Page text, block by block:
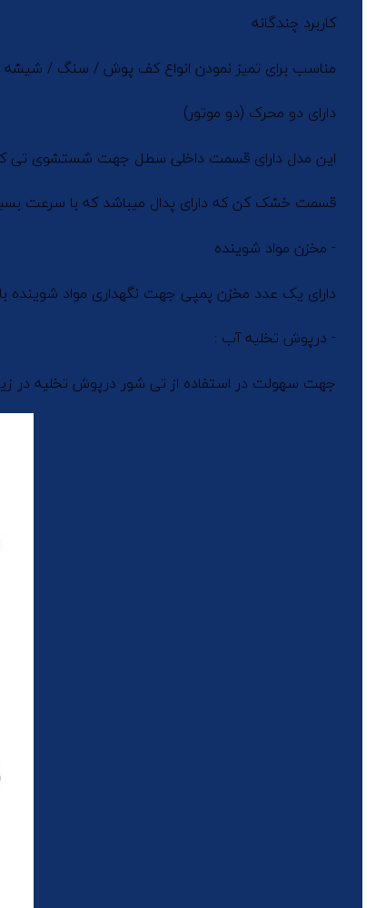
کاربرد چندگانه
مناسب برای تمیز نمودن انواع کف پوش / سنگ /
دارای دو محرک (دو موتور)
این مدل دارای قسمت داخلی سطل جهت شستشوی تی
قسمت خشک کن که دارای پدال میباشد که با سرعت
- مخزن مواد شوینده
دارای یک عدد مخزن پمپی جهت نگهداری مواد شوینده با
- درپوش تخلیه آب :
جهت سهولت در استفاده از تی شور درپوش تخلیه در